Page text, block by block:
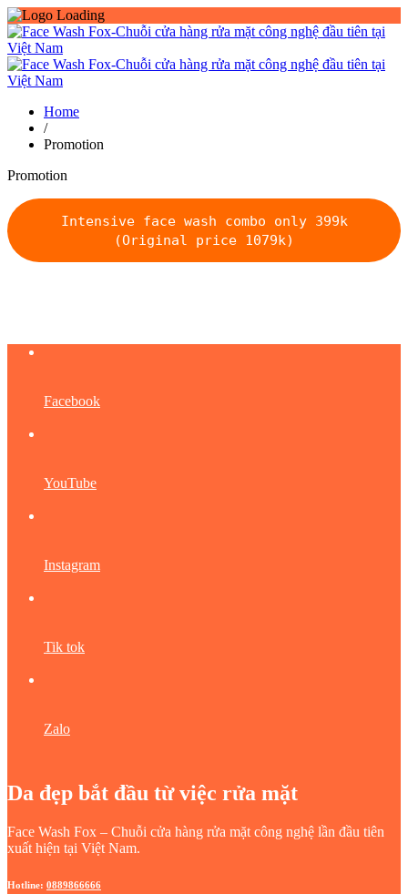
Home
/
Promotion
Promotion
Intensive face wash combo only 399k
(Original price 1079k)
Facebook
YouTube
Instagram
Tik tok
Zalo
Da đẹp bắt đầu từ việc rửa mặt
Face Wash Fox – Chuỗi cửa hàng rửa mặt công nghệ lần đầu tiên
xuất hiện tại Việt Nam.
Hotline: 0889866666